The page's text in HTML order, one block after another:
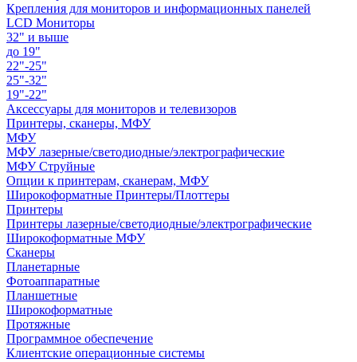
Крепления для мониторов и информационных панелей
LCD Мониторы
32" и выше
до 19"
22"-25"
25"-32"
19"-22"
Аксессуары для мониторов и телевизоров
Принтеры, сканеры, МФУ
МФУ
МФУ лазерные/светодиодные/электрографические
МФУ Струйные
Опции к принтерам, сканерам, МФУ
Широкоформатные Принтеры/Плоттеры
Принтеры
Принтеры лазерные/светодиодные/электрографические
Широкоформатные МФУ
Сканеры
Планетарные
Фотоаппаратные
Планшетные
Широкоформатные
Протяжные
Программное обеспечение
Клиентские операционные системы